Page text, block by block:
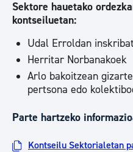
Sektore hauetako
kontseiluetan:
Udal Erroldan
Herritar Norbanakoek
Arlo bakoitzean
pertsona edo
Parte hartzeko
Kontseilu Sektorialetan